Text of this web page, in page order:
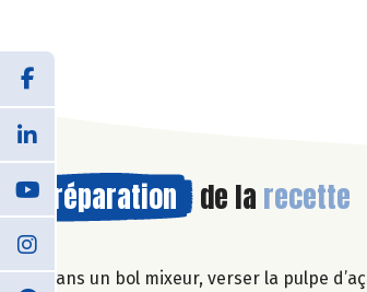
Préparation de la recette
Dans un bol mixeur, verser la pulpe